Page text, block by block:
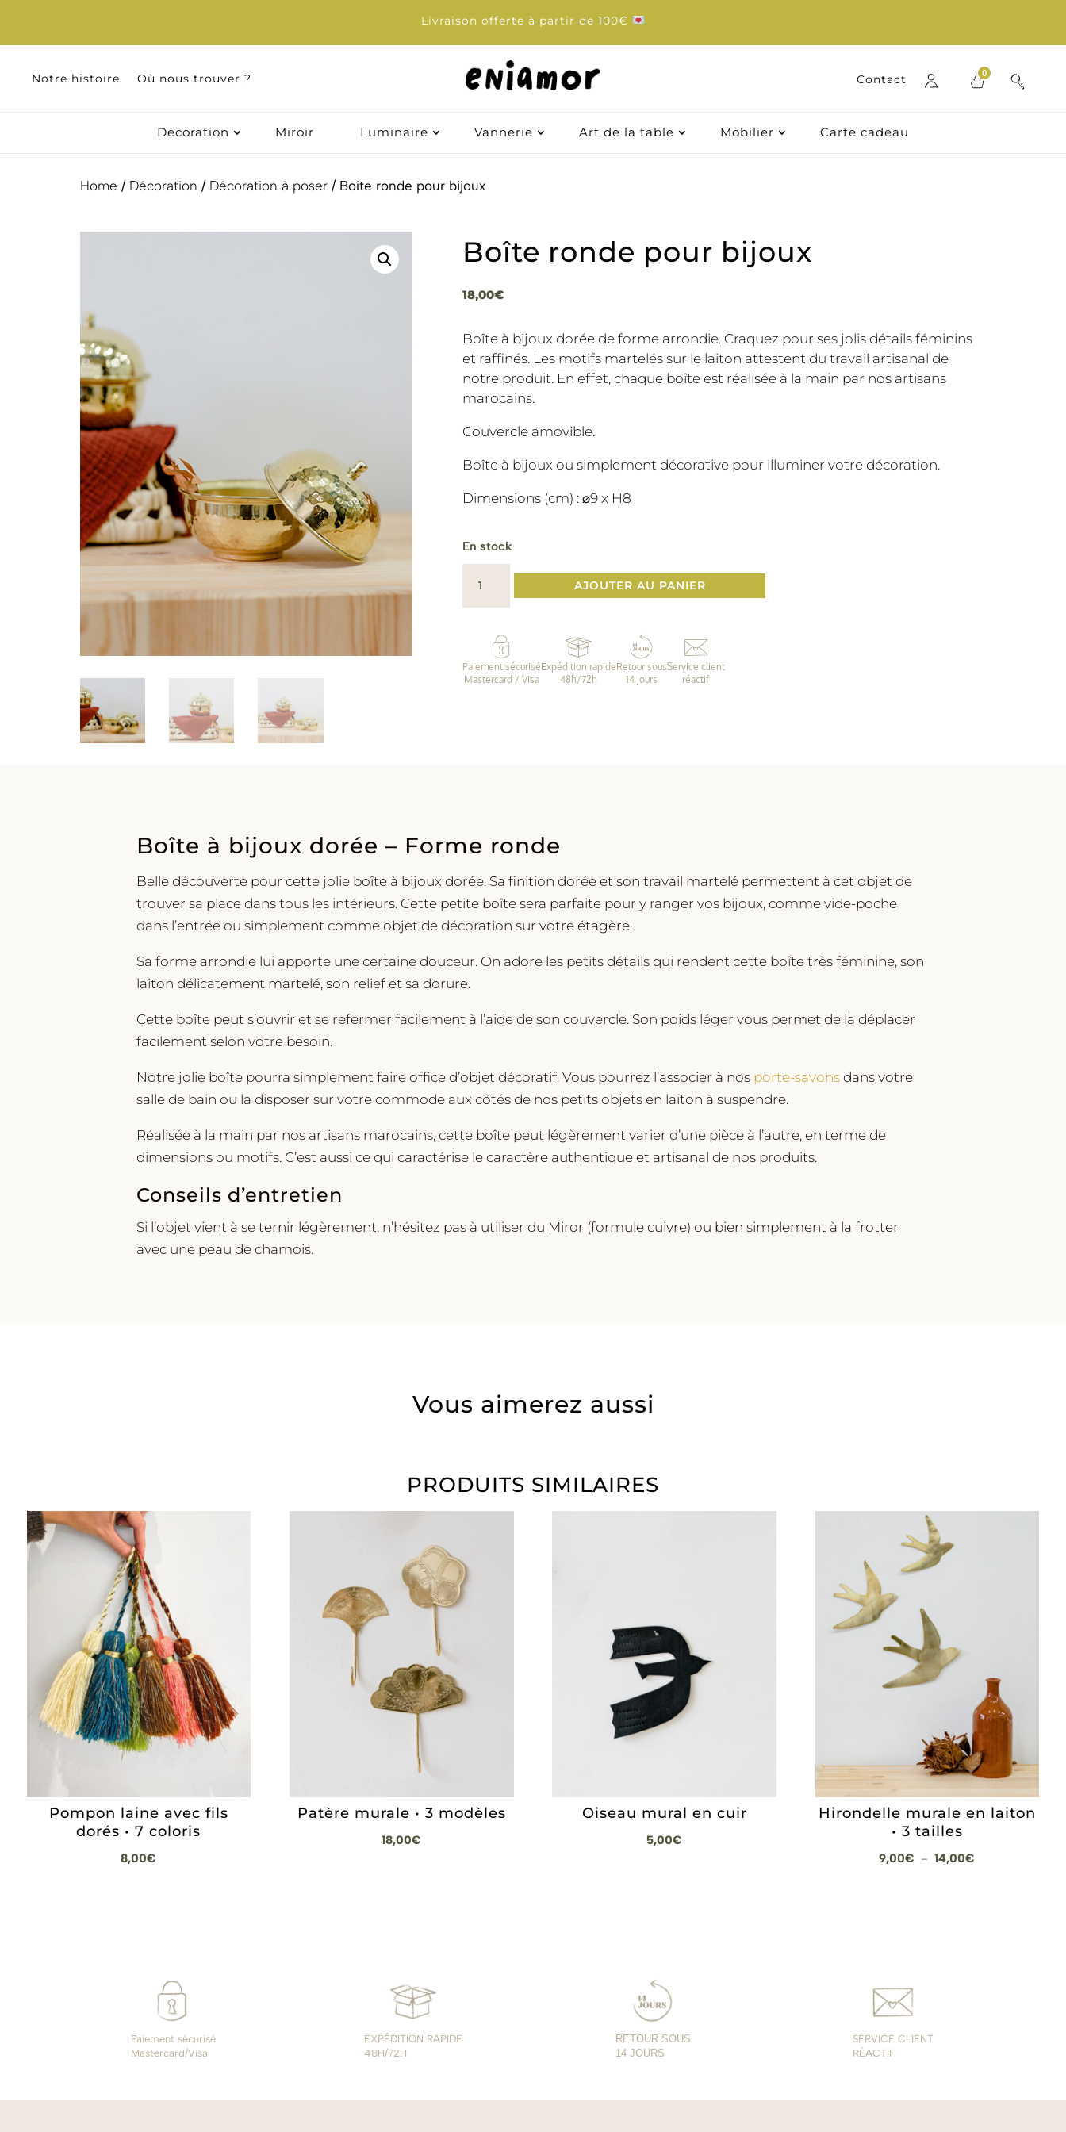
Livraison offerte à partir de 100€
Notre histoire Où nous trouver ? Contact 0
Décoration Miroir Luminaire Vannerie Art de la table Mobilier Carte cadeau
Home / Décoration / Décoration à poser/ Boîte ronde pour bijoux
Boîte ronde pour bijoux
18,00€
Boîte à bijoux dorée de forme arrondie. Craquez pour ses jolis détails féminins
et raffinés. Les motifs martelés sur le laiton attestent du travail artisanal de
notre produit. En effet, chaque boîte est réalisée à la main par nos artisans
marocains.
Couvercle amovible.
Boîte à bijoux ou simplement décorative pour illuminer votre décoration.
Dimensions (cm) : ⌀9 x H8
En stock
Boîte
ronde
bijoux
AJOUTER AU PANIER
Paiement sécurisé
Mastercard / Visa
Expédition rapide
48h/72h
Retour sous
14 jours
Service client
réactif
Boîte à bijoux dorée – Forme ronde
Belle découverte pour cette jolie boîte à bijoux dorée. Sa finition dorée et son travail martelé permettent à cet objet de
trouver sa place dans tous les intérieurs. Cette petite boîte sera parfaite pour y ranger vos bijoux, comme vide-poche
dans l’entrée ou simplement comme objet de décoration sur votre étagère.
Sa forme arrondie lui apporte une certaine douceur. On adore les petits détails qui rendent cette boîte très féminine, son
laiton délicatement martelé, son relief et sa dorure.
Cette boîte peut s’ouvrir et se refermer facilement à l’aide de son couvercle. Son poids léger vous permet de la déplacer
facilement selon votre besoin.
Notre jolie boîte pourra simplement faire office d’objet décoratif. Vous pourrez l’associer à nos porte-savons dans votre
salle de bain ou la disposer sur votre commode aux côtés de nos petits objets en laiton à suspendre.
Réalisée à la main par nos artisans marocains, cette boîte peut légèrement varier d’une pièce à l’autre, en terme de
dimensions ou motifs. C’est aussi ce qui caractérise le caractère authentique et artisanal de nos produits.
Conseils d’entretien
Si l’objet vient à se ternir légèrement, n’hésitez pas à utiliser du Miror (formule cuivre) ou bien simplement à la frotter
avec une peau de chamois.
Vous aimerez aussi
PRODUITS SIMILAIRES
Pompon laine avec fils
dorés • 7 coloris
8,00€
Patère murale • 3 modèles
18,00€
Oiseau mural en cuir
5,00€
Hirondelle murale en laiton
• 3 tailles
9,00€ – 14,00€
Paiement sécurisé
Mastercard/Visa
EXPÉDITION RAPIDE
48H/72H
RETOUR SOUS
14 JOURS
SERVICE CLIENT
RÉACTIF